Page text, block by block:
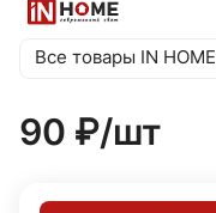
Все товары IN HOME
90 ₽/шт